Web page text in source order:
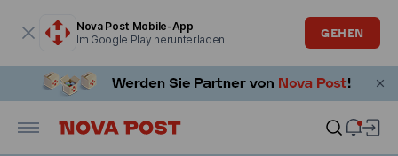
Nova Post Mobile-App
Im Google Play herunterladen
GEHEN